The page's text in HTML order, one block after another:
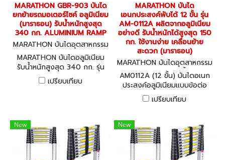
MARATHON GBR-903 บันได
ยกย้ายรถมอเตอร์ไซค์ อลูมิเนียม
(มาราธอน) รับน้ำหนักสูงสุด
340 กก. ALUMINIUM RAMP
MARATHON บันไดอุตสาหกรรม
GBR-903
MARATHON บันไดอลูมิเนียม
รับน้ำหนักสูงสุด 340 กก. รุ่น
GBR-903 ใช้สำหรับสำหรับ
เคลื่อนย้ายรถ ยกรถ
เปรียบเทียบ
MARATHON บันได
เอนกประสงค์พับได้ 12 ขั้น รุ่น
AM-0112A ผลิตจากอลูมิเนียม
อย่างดี รับน้ำหนักได้สูงสุด 150
กก. ใช้งานง่าย เคลื่อนย้าย
สะดวก (มาราธอน)
MARATHON บันไดอุตสาหกรรม
AM0112A (12 ขั้น)
AM0112A (12 ขั้น) บันไดอเนก
ประสงค์อลูมิเนียมแบบข้อต่อ
ใหญ่ MARATHON Aluminium
Multi-Purpose Ladder
เปรียบเทียบ
New New